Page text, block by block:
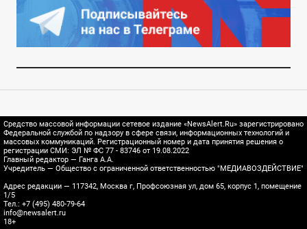
Средство массовой информации сетевое издание «NewsAlert.Ru» зарегистрировано
Федеральной службой по надзору в сфере связи, информационных технологий и
массовых коммуникаций. Регистрационный номер и дата принятия решения о
регистрации СМИ: ЭЛ № ФС 77 - 83746 от 19.08.2022
Главный редактор — Ганга А.А.
Учредитель — Общество с ограниченной ответственностью "МЕДИАВОЗДЕЙСТВИЕ"
Адрес редакции — 117342, Москва г, Профсоюзная ул, дом 65, корпус 1, помещение
1/5
Тел.: +7 (495) 480-79-64
info@newsalert.ru
18+